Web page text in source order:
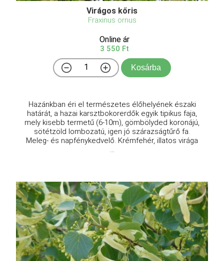
Virágos kőris
Fraxinus ornus
Online ár
3 550 Ft
Kosárba
Hazánkban éri el természetes élőhelyének északi
határát, a hazai karsztbokorerdők egyik tipikus faja,
mely kisebb termetű (6-10m), gömbölyded koronájú,
sötétzöld lombozatú, igen jó szárazságtűrő fa.
Meleg- és napfénykedvelő. Krémfehér, illatos virága
...